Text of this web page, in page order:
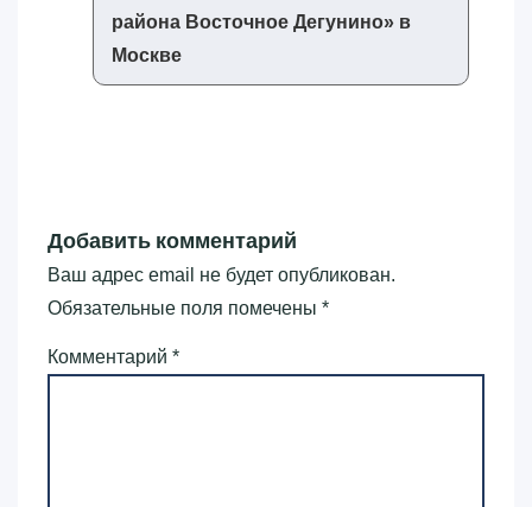
района Восточное Дегунино»‎ в
Москве
Добавить комментарий
Ваш адрес email не будет опубликован.
Обязательные поля помечены *
Комментарий *